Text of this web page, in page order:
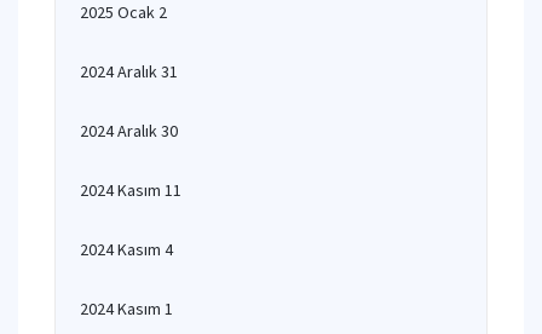
2025 Ocak 2
2024 Aralık 31
2024 Aralık 30
2024 Kasım 11
2024 Kasım 4
2024 Kasım 1